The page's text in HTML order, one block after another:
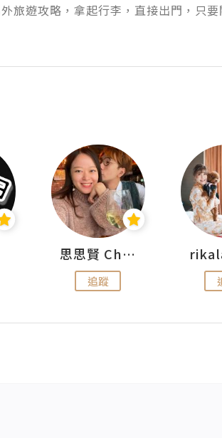
旅遊攻略，拿起行李，直接出門，只
思思賢 ChillMyBabe
追蹤